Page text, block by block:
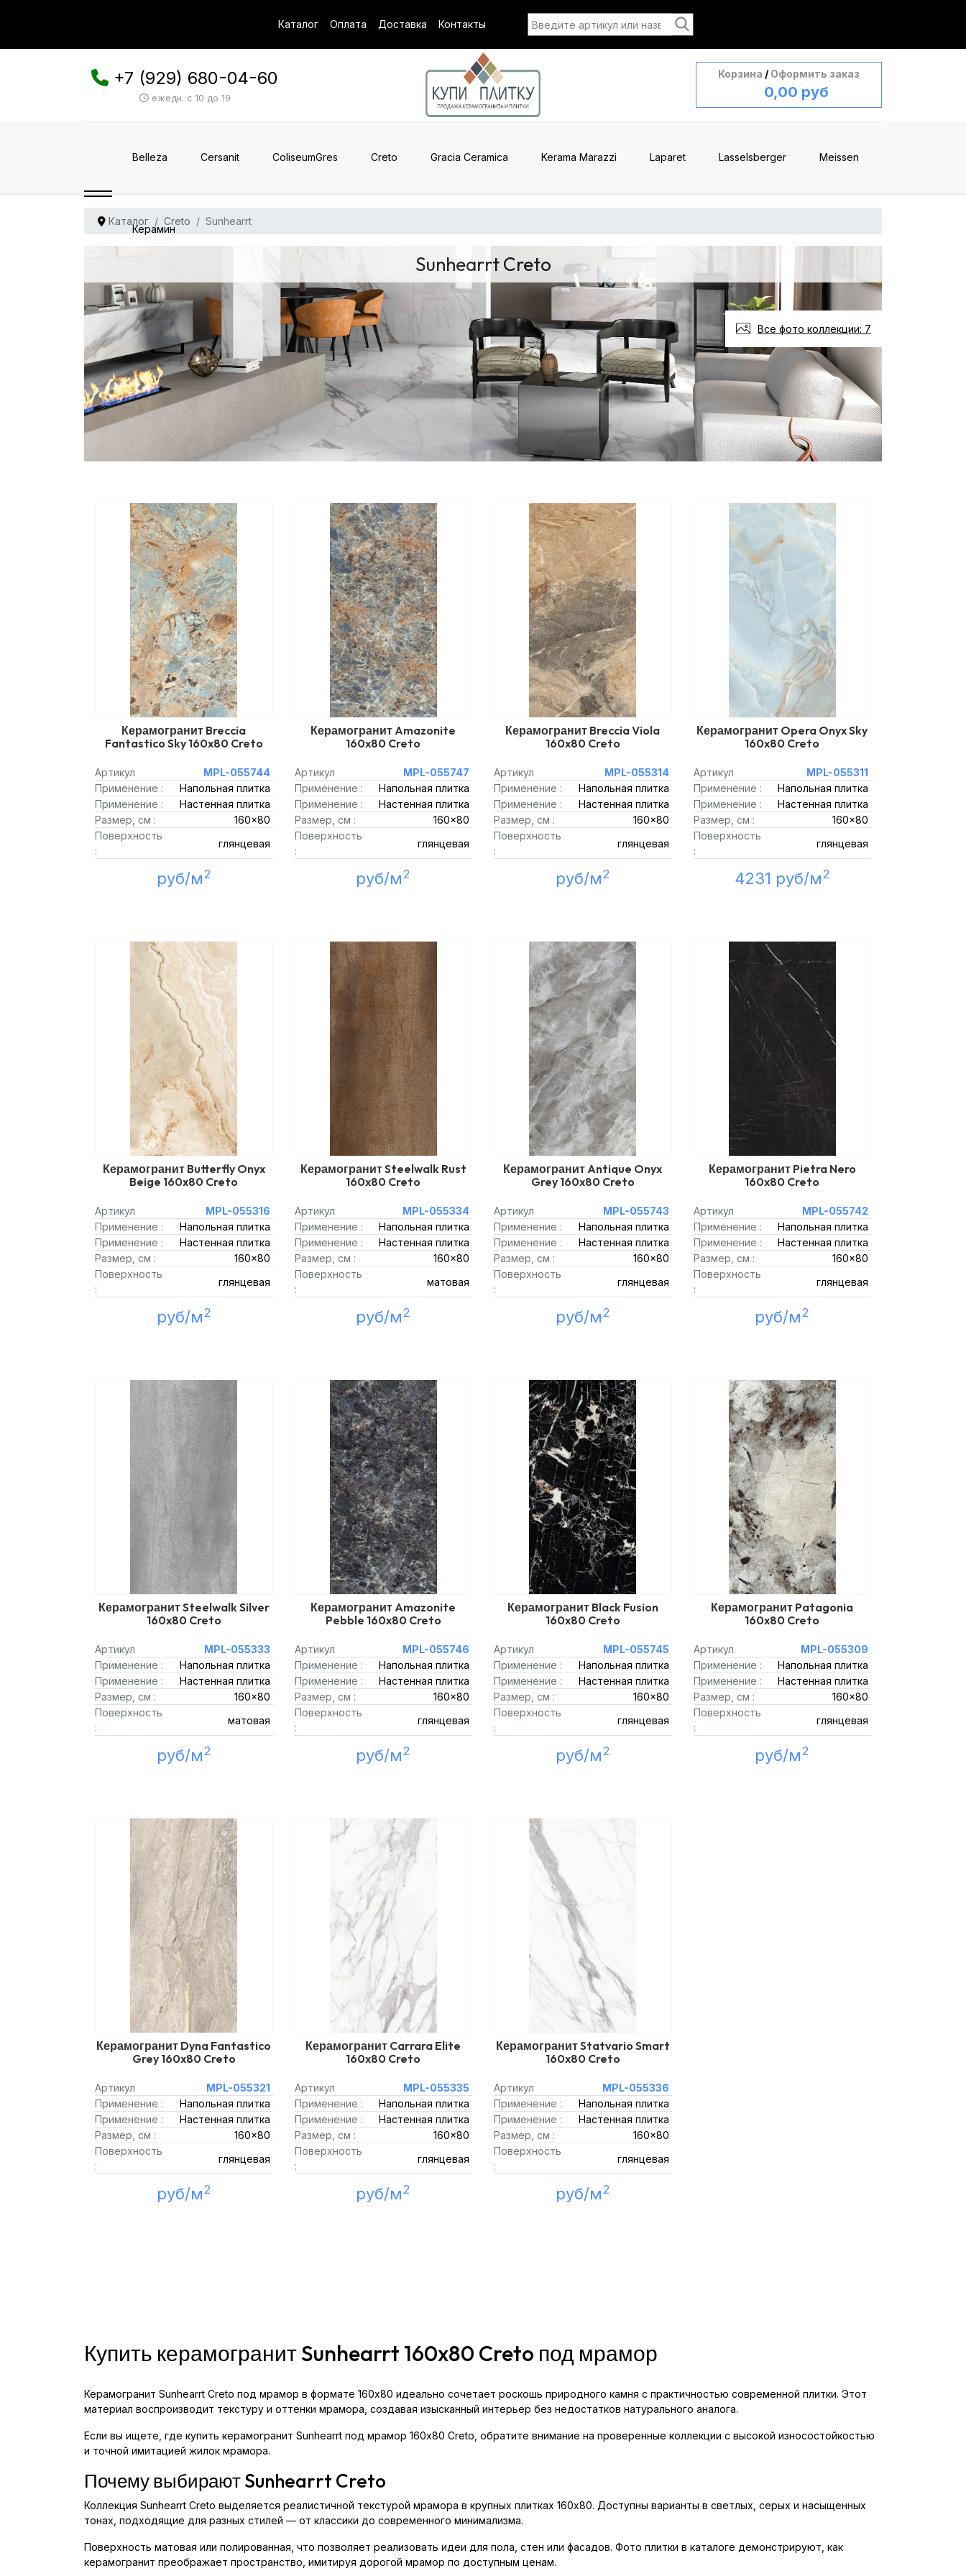
Каталог Оплата Доставка Контакты
+7 (929) 680-04-60
ежедн. с 10 до 19
Корзина / Оформить заказ
0,00 руб
Belleza Cersanit ColiseumGres Creto Gracia Ceramica Kerama Marazzi Laparet Lasselsberger Meissen
Керамин
Каталог Creto Sunhearrt
Sunhearrt Creto
Все фото коллекции: 7
Керамогранит Breccia
Fantastico Sky 160x80 Creto
Артикул
MPL-055744
Применение :
Напольная плитка
Применение :
Настенная плитка
Размер, см :
160x80
Поверхность
:
глянцевая
руб/м2
Керамогранит Amazonite
160x80 Creto
Артикул
MPL-055747
Применение :
Напольная плитка
Применение :
Настенная плитка
Размер, см :
160x80
Поверхность
:
глянцевая
руб/м2
Керамогранит Breccia Viola
160x80 Creto
Артикул
MPL-055314
Применение :
Напольная плитка
Применение :
Настенная плитка
Размер, см :
160x80
Поверхность
:
глянцевая
руб/м2
Керамогранит Opera Onyx Sky
160x80 Creto
Артикул
MPL-055311
Применение :
Напольная плитка
Применение :
Настенная плитка
Размер, см :
160x80
Поверхность
:
глянцевая
4231 руб/м2
Керамогранит Butterfly Onyx
Beige 160x80 Creto
Артикул
MPL-055316
Применение :
Напольная плитка
Применение :
Настенная плитка
Размер, см :
160x80
Поверхность
:
глянцевая
руб/м2
Керамогранит Steelwalk Rust
160x80 Creto
Артикул
MPL-055334
Применение :
Напольная плитка
Применение :
Настенная плитка
Размер, см :
160x80
Поверхность
:
матовая
руб/м2
Керамогранит Antique Onyx
Grey 160x80 Creto
Артикул
MPL-055743
Применение :
Напольная плитка
Применение :
Настенная плитка
Размер, см :
160x80
Поверхность
:
глянцевая
руб/м2
Керамогранит Pietra Nero
160x80 Creto
Артикул
MPL-055742
Применение :
Напольная плитка
Применение :
Настенная плитка
Размер, см :
160x80
Поверхность
:
глянцевая
руб/м2
Керамогранит Steelwalk Silver
160x80 Creto
Артикул
MPL-055333
Применение :
Напольная плитка
Применение :
Настенная плитка
Размер, см :
160x80
Поверхность
:
матовая
руб/м2
Керамогранит Amazonite
Pebble 160x80 Creto
Артикул
MPL-055746
Применение :
Напольная плитка
Применение :
Настенная плитка
Размер, см :
160x80
Поверхность
:
глянцевая
руб/м2
Керамогранит Black Fusion
160x80 Creto
Артикул
MPL-055745
Применение :
Напольная плитка
Применение :
Настенная плитка
Размер, см :
160x80
Поверхность
:
глянцевая
руб/м2
Керамогранит Patagonia
160x80 Creto
Артикул
MPL-055309
Применение :
Напольная плитка
Применение :
Настенная плитка
Размер, см :
160x80
Поверхность
:
глянцевая
руб/м2
Керамогранит Dyna Fantastico
Grey 160x80 Creto
Артикул
MPL-055321
Применение :
Напольная плитка
Применение :
Настенная плитка
Размер, см :
160x80
Поверхность
:
глянцевая
руб/м2
Керамогранит Carrara Elite
160x80 Creto
Артикул
MPL-055335
Применение :
Напольная плитка
Применение :
Настенная плитка
Размер, см :
160x80
Поверхность
:
глянцевая
руб/м2
Керамогранит Statvario Smart
160x80 Creto
Артикул
MPL-055336
Применение :
Напольная плитка
Применение :
Настенная плитка
Размер, см :
160x80
Поверхность
:
глянцевая
руб/м2
Купить керамогранит Sunhearrt 160x80 Creto под мрамор
Керамогранит Sunhearrt Creto под мрамор в формате 160x80 идеально сочетает роскошь природного камня с практичностью современной плитки. Этот
материал воспроизводит текстуру и оттенки мрамора, создавая изысканный интерьер без недостатков натурального аналога.
Если вы ищете, где купить керамогранит Sunhearrt под мрамор 160x80 Creto, обратите внимание на проверенные коллекции с высокой износостойкостью
и точной имитацией жилок мрамора.
Почему выбирают Sunhearrt Creto
Коллекция Sunhearrt Creto выделяется реалистичной текстурой мрамора в крупных плитках 160x80. Доступны варианты в светлых, серых и насыщенных
тонах, подходящие для разных стилей — от классики до современного минимализма.
Поверхность матовая или полированная, что позволяет реализовать идеи для пола, стен или фасадов. Фото плитки в каталоге демонстрируют, как
керамогранит преображает пространство, имитируя дорогой мрамор по доступным ценам.